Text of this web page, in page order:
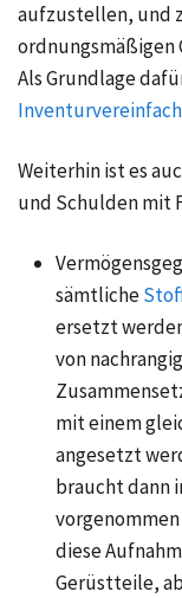
aufzustellen, und
ordnungsmäßigen
Als Grundlage
Weiterhin ist es
und Schulden mit
sämtliche
ersetzt
von
mit einem
angesetzt
braucht dann
diese
Gerüstteile,